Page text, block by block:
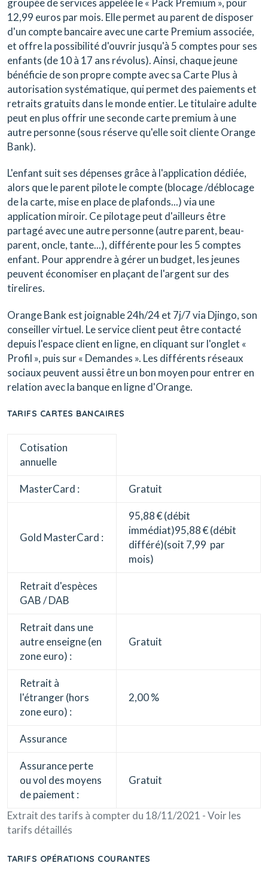
groupée de services appelée le « Pack Premium », pour
12,99 euros par mois. Elle permet au parent de disposer
d'un compte bancaire avec une carte Premium associée,
et offre la possibilité d'ouvrir jusqu'à 5 comptes pour ses
enfants (de 10 à 17 ans révolus). Ainsi, chaque jeune
bénéficie de son propre compte avec sa Carte Plus à
autorisation systématique, qui permet des paiements et
retraits gratuits dans le monde entier. Le titulaire adulte
peut en plus offrir une seconde carte premium à une
autre personne (sous réserve qu'elle soit cliente Orange
Bank).
L'enfant suit ses dépenses grâce à l'application dédiée,
alors que le parent pilote le compte (blocage /déblocage
de la carte, mise en place de plafonds...) via une
application miroir. Ce pilotage peut d'ailleurs être
partagé avec une autre personne (autre parent, beau-
parent, oncle, tante...), différente pour les 5 comptes
enfant. Pour apprendre à gérer un budget, les jeunes
peuvent économiser en plaçant de l'argent sur des
tirelires.
Orange Bank est joignable 24h/24 et 7j/7 via Djingo, son
conseiller virtuel. Le service client peut être contacté
depuis l'espace client en ligne, en cliquant sur l'onglet «
Profil », puis sur « Demandes ». Les différents réseaux
sociaux peuvent aussi être un bon moyen pour entrer en
relation avec la banque en ligne d'Orange.
TARIFS CARTES BANCAIRES
Extrait des tarifs à compter du 18/11/2021 - Voir les
tarifs détaillés
Cotisation
annuelle
MasterCard : Gratuit
Gold MasterCard :
95,88 € (débit
immédiat)95,88 € (débit
différé)(soit 7,99  par
mois)
Retrait d'espèces
GAB / DAB
Retrait dans une
autre enseigne (en
zone euro) :
Gratuit
Retrait à
l'étranger (hors
zone euro) :
2,00 %
Assurance
Assurance perte
ou vol des moyens
de paiement :
Gratuit
TARIFS OPÉRATIONS COURANTES